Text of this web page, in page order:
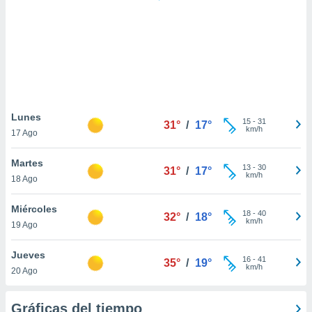
similares
como
sitio
de
traten tus
en
interés
su
Lunes
17 Ago
31° / 17° 15- 31
km/h
Martes
18 Ago
31° / 17° 13- 30
km/h
Miércoles
19 Ago
32° / 18° 18- 40
km/h
Jueves
20 Ago
35° / 19° 16- 41
km/h
Gráficas del tiempo